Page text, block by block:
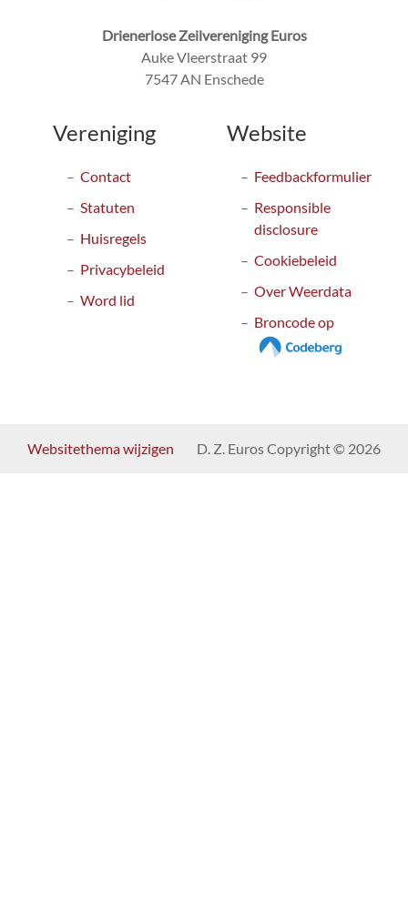
Drienerlose Zeilvereniging Euros
Auke Vleerstraat 99
7547 AN Enschede
Vereniging
Contact
Statuten
Huisregels
Privacybeleid
Word lid
Website
Feedbackformulier
Responsible
disclosure
Cookiebeleid
Over Weerdata
Broncode op
Websitethema wijzigen D. Z. Euros Copyright © 2026